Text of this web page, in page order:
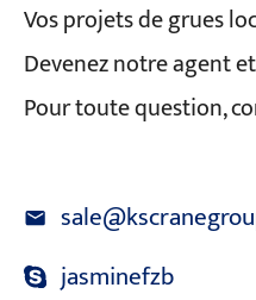
Vos projets de grues
Devenez notre agent
Pour toute question,
jasminefzb